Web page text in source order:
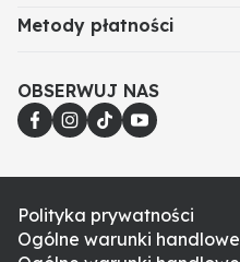
Metody płatności
OBSERWUJ NAS
Polityka prywatności
Ogólne warunki handlowe